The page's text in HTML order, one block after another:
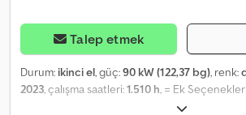
Talep etmek
Durum: ikinci el, güç:90 kW (122,37 bg), renk:
2023, çalışma saatleri:1.510 h, = Ek
Otomatik yağlama sistemi -> Otomatik